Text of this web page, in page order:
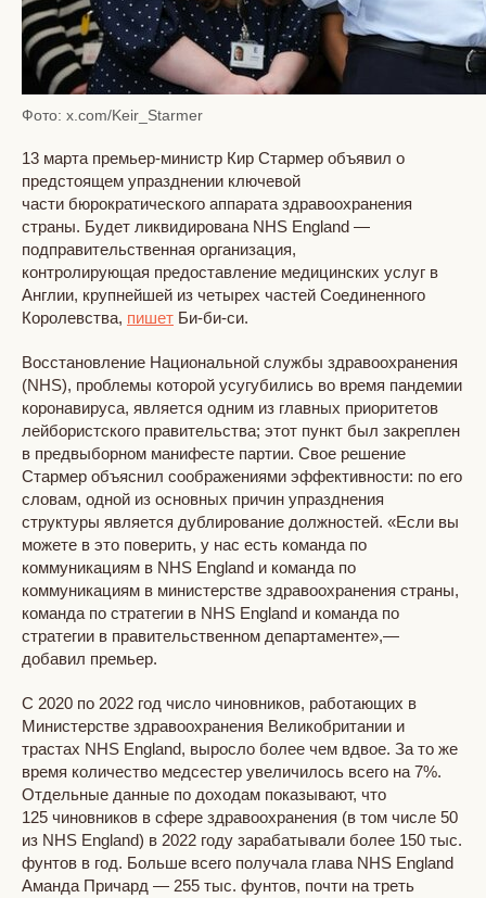
Фото: x.com/Keir_Starmer
13 марта премьер-министр Кир Стармер объявил о
предстоящем упразднении ключевой
части бюрократического аппарата здравоохранения
страны. Будет ликвидирована NHS England —
подправительственная организация,
контролирующая предоставление медицинских услуг в
Англии, крупнейшей из четырех частей Соединенного
Королевства, пишет Би-би-си.
Восстановление Национальной службы здравоохранения
(NHS), проблемы которой усугубились во время пандемии
коронавируса, является одним из главных приоритетов
лейбористского правительства; этот пункт был закреплен
в предвыборном манифесте партии. Свое решение
Стармер объяснил соображениями эффективности: по его
словам, одной из основных причин упразднения
структуры является дублирование должностей. «Если вы
можете в это поверить, у нас есть команда по
коммуникациям в NHS England и команда по
коммуникациям в министерстве здравоохранения страны,
команда по стратегии в NHS England и команда по
стратегии в правительственном департаменте»,—
добавил премьер.
С 2020 по 2022 год число чиновников, работающих в
Министерстве здравоохранения Великобритании и
трастах NHS England, выросло более чем вдвое. За то же
время количество медсестер увеличилось всего на 7%.
Отдельные данные по доходам показывают, что
125 чиновников в сфере здравоохранения (в том числе 50
из NHS England) в 2022 году зарабатывали более 150 тыс.
фунтов в год. Больше всего получала глава NHS England
Аманда Причард — 255 тыс. фунтов, почти на треть